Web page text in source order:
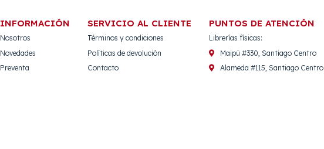
INFORMACIÓN
Nosotros
Novedades
Preventa
SERVICIO AL CLIENTE
Términos y condiciones
Políticas de devolución
Contacto
PUNTOS DE ATENCIÓN
Librerías físicas:
Maipú #330, Santiago Centro
Alameda #115, Santiago Centro